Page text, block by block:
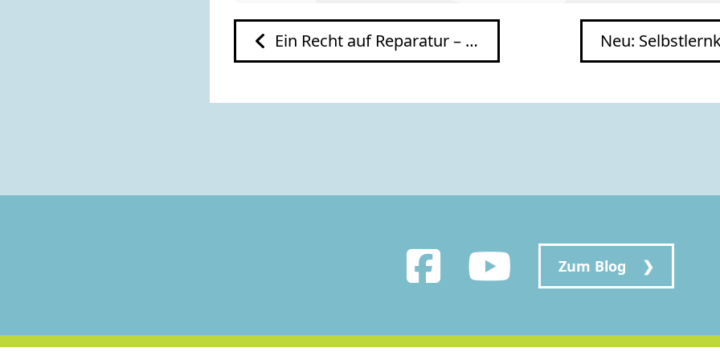
Ein Recht auf Reparatur – zumindest ein kleines Neu: Selbstlernkurs
Zum Blog ❯